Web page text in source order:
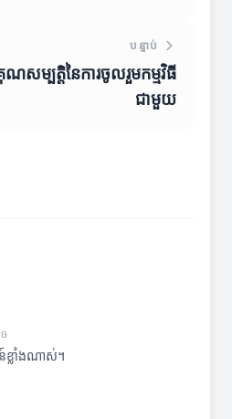
បន្ទាប់
សម្បត្តិនៃការចូលរួមកម្មវិធី
ជាមួយ
ខ្លាំងណាស់។